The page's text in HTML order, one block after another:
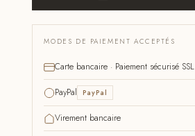
MODES DE PAIEMENT ACCEPTÉS
Carte bancaire · Paiement sécurisé SSL
PayPal PayPal
Virement bancaire